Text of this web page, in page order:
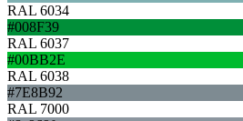
RAL 6034
#008F39
RAL 6037
#00BB2E
RAL 6038
#7E8B92
RAL 7000